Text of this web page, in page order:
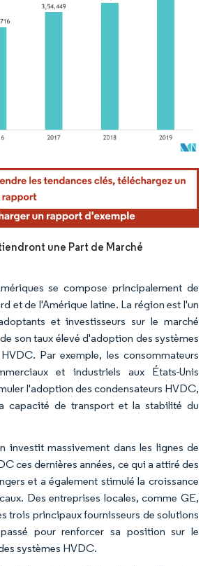
La réutilisation nécessite une attribution sous CC BY
une Part de Marché
se compose principalement de
et de l'Amérique latine. La région est l'un
et investisseurs sur le marché
son taux élevé d'adoption des systèmes
Par exemple, les consommateurs
et industriels aux États-Unis
l'adoption des condensateurs HVDC,
capacité de transport et la stabilité du
investit massivement dans les lignes de
ces dernières années, ce qui a attiré des
et a également stimulé la croissance
Des entreprises locales, comme GE,
trois principaux fournisseurs de solutions
pour renforcer sa position sur le
systèmes HVDC.